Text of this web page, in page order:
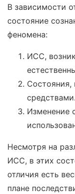
В зависимости
состояние
феномена:
ИСС,
Состояния,
средствами.
Изменение
Несмотря на
ИСС, в этих
отличия есть
плане